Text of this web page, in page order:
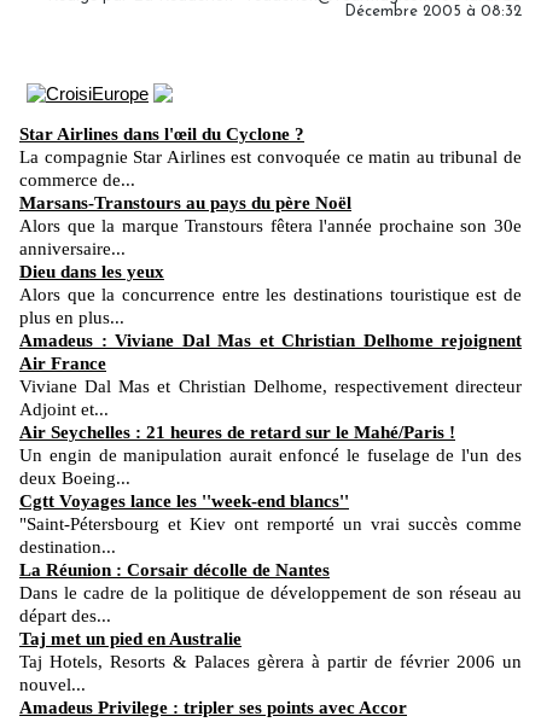
Décembre 2005 à 08:32
Star Airlines dans l'œil du Cyclone ?
La compagnie Star Airlines est convoquée ce matin au tribunal de
commerce de...
Marsans-Transtours au pays du père Noël
Alors que la marque Transtours fêtera l'année prochaine son 30e
anniversaire...
Dieu dans les yeux
Alors que la concurrence entre les destinations touristique est de
plus en plus...
Amadeus : Viviane Dal Mas et Christian Delhome rejoignent
Air France
Viviane Dal Mas et Christian Delhome, respectivement directeur
Adjoint et...
Air Seychelles : 21 heures de retard sur le Mahé/Paris !
Un engin de manipulation aurait enfoncé le fuselage de l'un des
deux Boeing...
Cgtt Voyages lance les ''week-end blancs''
"Saint-Pétersbourg et Kiev ont remporté un vrai succès comme
destination...
La Réunion : Corsair décolle de Nantes
Dans le cadre de la politique de développement de son réseau au
départ des...
Taj met un pied en Australie
Taj Hotels, Resorts & Palaces gèrera à partir de février 2006 un
nouvel...
Amadeus Privilege : tripler ses points avec Accor